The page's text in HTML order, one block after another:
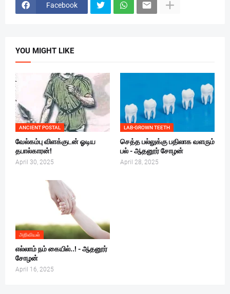
Facebook
YOU MIGHT LIKE
ANCIENT POSTAL
வேல்கம்பு விளக்குடன் ஓடிய
தபால்காரன்!
April 30, 2025
LAB-GROWN TEETH
செத்த பல்லுக்கு பதிலாக வளரும்
பல் - ஆதனூர் சோழன்
April 28, 2025
அறிவியல்
எல்லாம் நம் கையில்..! - ஆதனூர்
சோழன்
April 16, 2025